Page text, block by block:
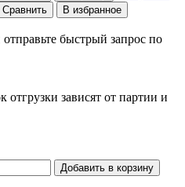
Сравнить В избранное
быстрый запрос по
отгрузки зависят от партии и
Добавить в корзину